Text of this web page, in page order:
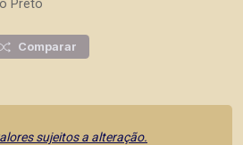
Preto
Comparar
sujeitos a alteração.